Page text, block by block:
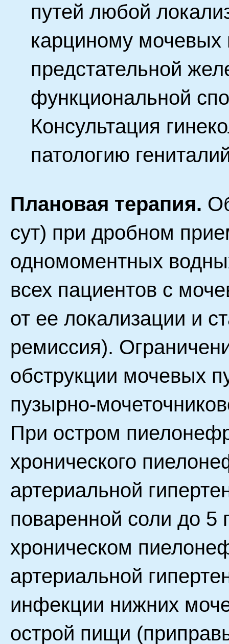
путей любой
карциному мочевых
предстательной
функциональной
Консультация
патологию
Плановая терапия.
сут) при дробном
одномоментных
всех пациентов с
от ее локализации и
ремиссия).
обструкции мочевых
пузырно-
При остром
хронического
артериальной
поваренной соли до 5
хроническом
артериальной
инфекции нижних
острой пищи